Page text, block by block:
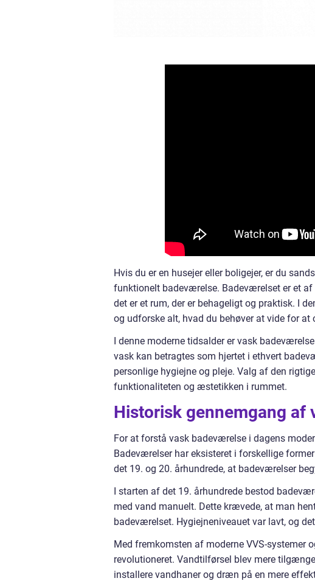
Hvis du er en husejer eller boligejer, er du
funktionelt badeværelse. Badeværelset er et
det er et rum, der er behageligt og praktisk. I
og udforske alt, hvad du behøver at vide for
I denne moderne tidsalder er vask
vask kan betragtes som hjertet i ethvert
personlige hygiejne og pleje. Valg af den
funktionaliteten og æstetikken i rummet.
Historisk gennemgang af
For at forstå vask badeværelse i dagens
Badeværelser har eksisteret i forskellige
det 19. og 20. århundrede, at badeværelser
I starten af det 19. århundrede bestod
med vand manuelt. Dette krævede, at man
badeværelset. Hygiejneniveauet var lavt, og
Med fremkomsten af moderne VVS-systemer
revolutioneret. Vandtilførsel blev mere
installere vandhaner og dræn på en mere